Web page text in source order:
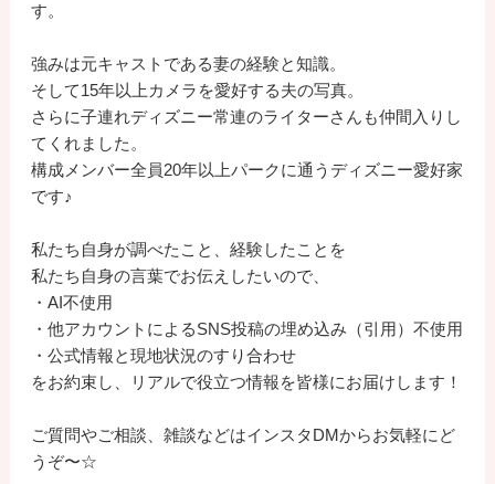
す。
強みは元キャストである妻の経験と知識。
そして15年以上カメラを愛好する夫の写真。
さらに子連れディズニー常連のライターさんも仲間入りし
てくれました。
構成メンバー全員20年以上パークに通うディズニー愛好家
です♪
私たち自身が調べたこと、経験したことを
私たち自身の言葉でお伝えしたいので、
・AI不使用
・他アカウントによるSNS投稿の埋め込み（引用）不使用
・公式情報と現地状況のすり合わせ
をお約束し、リアルで役立つ情報を皆様にお届けします！
ご質問やご相談、雑談などはインスタDMからお気軽にど
うぞ〜☆